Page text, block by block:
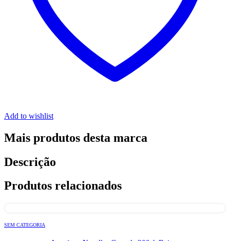
Add to wishlist
Mais produtos desta marca
Descrição
Produtos relacionados
SEM CATEGORIA